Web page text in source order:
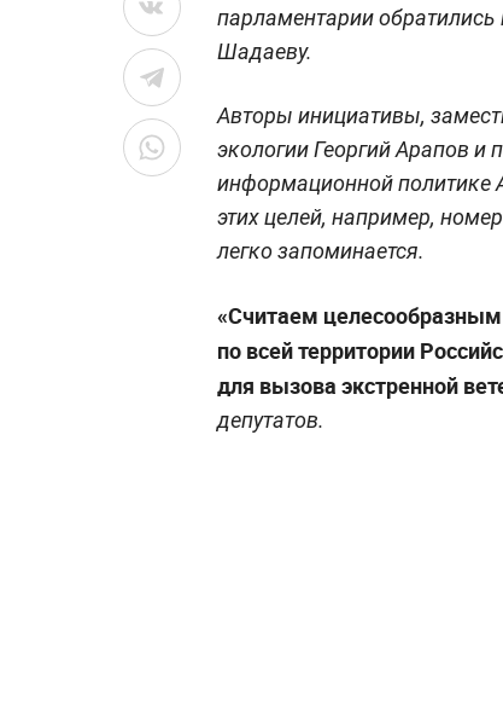
парламентарии
Шадаеву.
Авторы инициативы,
экологии Георгий Арапов и
информационной политике
этих целей, например,
легко запоминается.
«Считаем целесообразным
по всей территории
для вызова экстренной
депутатов.